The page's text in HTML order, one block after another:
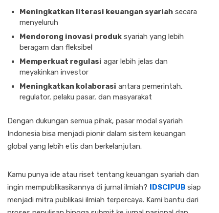
Meningkatkan literasi keuangan syariah secara
menyeluruh
Mendorong inovasi produk syariah yang lebih
beragam dan fleksibel
Memperkuat regulasi agar lebih jelas dan
meyakinkan investor
Meningkatkan kolaborasi antara pemerintah,
regulator, pelaku pasar, dan masyarakat
Dengan dukungan semua pihak, pasar modal syariah
Indonesia bisa menjadi pionir dalam sistem keuangan
global yang lebih etis dan berkelanjutan.
Kamu punya ide atau riset tentang keuangan syariah dan
ingin mempublikasikannya di jurnal ilmiah? IDSCIPUB siap
menjadi mitra publikasi ilmiah terpercaya. Kami bantu dari